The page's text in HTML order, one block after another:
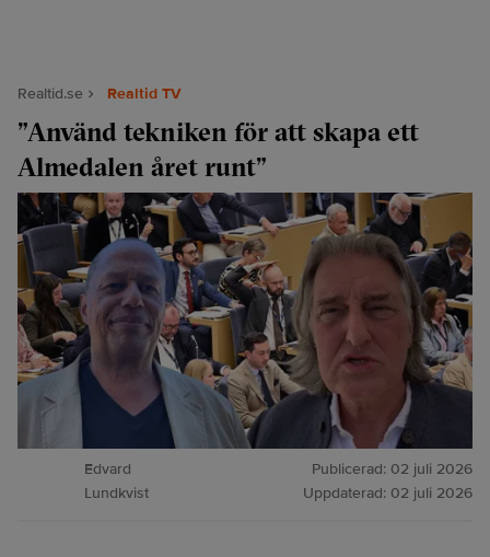
Realtid.se Realtid TV
”Använd tekniken för att skapa ett
Almedalen året runt”
Edvard
Lundkvist
Publicerad: 02 juli 2026
Uppdaterad: 02 juli 2026